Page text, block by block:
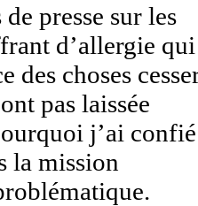
presse sur les
d’allergie qui
des choses
pas laissée
j’ai
la mission